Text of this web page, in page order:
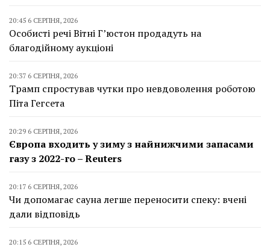
20:45 6 СЕРПНЯ, 2026
Особисті речі Вітні Г’юстон продадуть на
благодійному аукціоні
20:37 6 СЕРПНЯ, 2026
Трамп спростував чутки про невдоволення роботою
Піта Гегсета
20:29 6 СЕРПНЯ, 2026
Європа входить у зиму з найнижчими запасами
газу з 2022-го – Reuters
20:17 6 СЕРПНЯ, 2026
Чи допомагає сауна легше переносити спеку: вчені
дали відповідь
20:15 6 СЕРПНЯ, 2026